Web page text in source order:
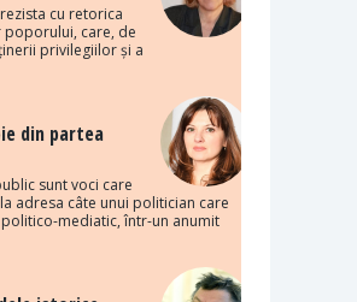
cu retorica
poporului, care, de
privilegiilor și a
din partea
sunt voci care
adresa câte unui politician care
mediatic, într-un anumit